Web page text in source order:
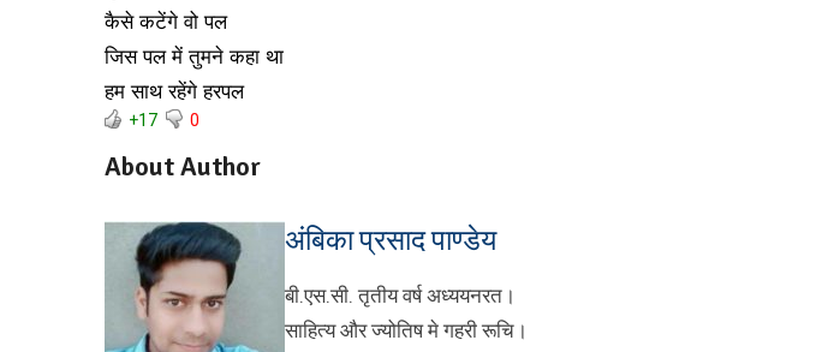
कैसे कटेंगे वो पल
जिस पल में तुमने कहा था
हम साथ रहेंगे हरपल
+17 0
About Author
अंबिका प्रसाद पाण्डेय
बी.एस.सी. तृतीय वर्ष अध्ययनरत।
साहित्य और ज्योतिष मे गहरी रूचि।